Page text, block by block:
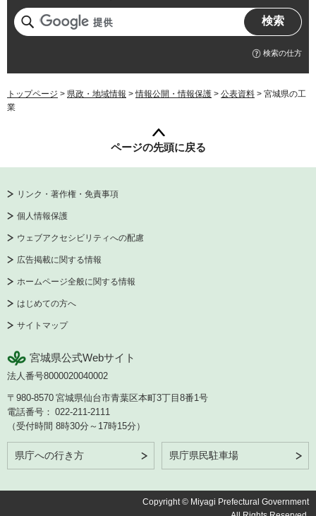
検索の仕方
トップページ > 県政・地域情報 >情報公開・情報保護 > 公表資料 > 宮城県の工
業
ページの先頭に戻る
リンク・著作権・免責事項
個人情報保護
ウェブアクセシビリティへの配慮
広告掲載に関する情報
ホームページ全般に関する情報
はじめての方へ
サイトマップ
宮城県公式Webサイト
法人番号8000020040002
〒980-8570 宮城県仙台市青葉区本町3丁目8番1号
電話番号： 022-211-2111
（受付時間 8時30分～17時15分）
県庁への行き方 県庁県民駐車場
Copyright © Miyagi Prefectural Government